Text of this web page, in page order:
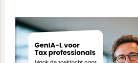
Sidebar